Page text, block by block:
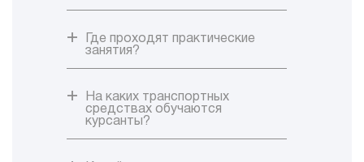
Где проходят практические
занятия?
На каких транспортных
средствах обучаются
курсанты?